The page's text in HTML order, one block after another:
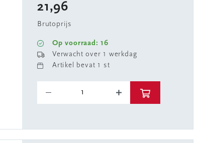
21,96
Brutoprijs
Op voorraad: 16
Verwacht over 1 werkdag
Artikel bevat 1 st